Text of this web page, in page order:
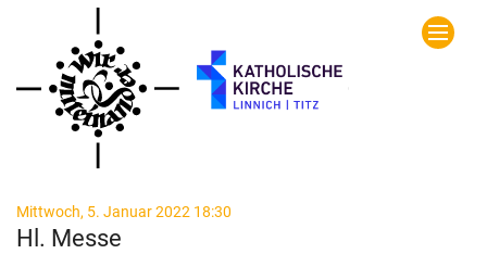
Zum Inhalt springen
Mittwoch, 5. Januar 2022 18:30
Hl. Messe